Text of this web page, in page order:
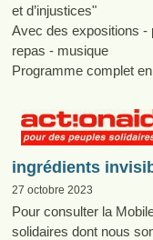
et d’injustices"
Avec des expositions -
repas - musique
Programme complet
ingrédients
27 octobre 2023
Pour consulter la
solidaires dont nous